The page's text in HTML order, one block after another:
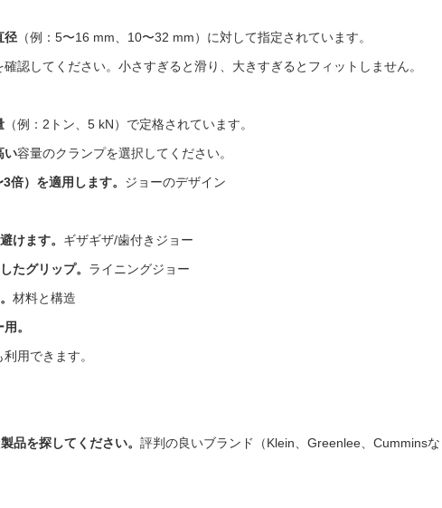
径 （例：5〜16 mm、10〜32 mm）に対して指定されています。
認してください。小さすぎると滑り、大きすぎるとフィットしません。
（例：2トン、5 kN）で定格されています。
い容量のクランプを選択してください。
倍）を適用します。 ジョーのデザイン
けます。 ギザギザ/歯付きジョー
たグリップ。 ライニングジョー
材料と構造
。
用できます。
品を探してください。 評判の良いブランド（Klein、Greenlee、Cummins